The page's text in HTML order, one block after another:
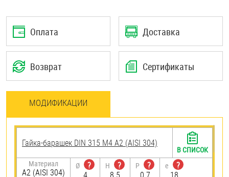
Оплата Доставка
Возврат Сертификаты
МОДИФИКАЦИИ
Гайка-барашек DIN 315 М4 А2 (AISI 304)
Материал
А2 (AISI 304)
Ø
?
H
?
P
?
e
?
В СПИСОК